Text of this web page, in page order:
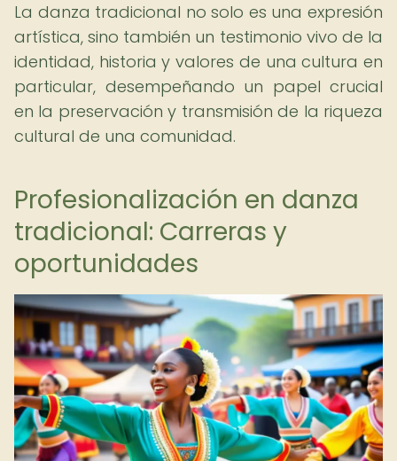
La danza tradicional no solo es una expresión
artística, sino también un testimonio vivo de la
identidad, historia y valores de una cultura en
particular, desempeñando un papel crucial
en la preservación y transmisión de la riqueza
cultural de una comunidad.
Profesionalización en danza
tradicional: Carreras y
oportunidades